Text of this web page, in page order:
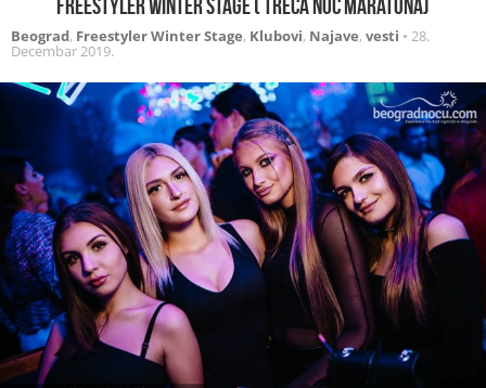
Freestyler Winter Stage ( treća noć maratona)
Beograd, Freestyler Winter Stage, Klubovi, Najave, vesti • 28.
Decembar 2019.